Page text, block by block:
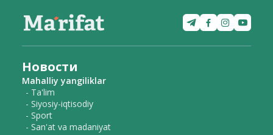
Новости
Mahalliy yangiliklar
- Ta'lim
- Siyosiy-iqtisodiy
- Sport
- San'at va madaniyat